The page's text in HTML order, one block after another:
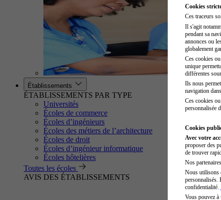
Établissements
ÉTABLISSEMENTS PAR TYPE
Universités
Écoles de commerce
Écoles d’ingénieurs
Écoles des métiers de l’architecture
Écoles de droit
Écoles d’ingénieur informatique
Écoles hôtelières
Toutes les écoles
AVIS DES ÉTABLISSEMENTS
Cookies
Ces traceurs
Il s'agit
pendant sa
annonces ou
globalement
Ces cookies
unique
différentes
Ils nous
navigation
Ces cookies
personnalisée
Cookies
Avec votre
proposer des
de trouver
Nos
Nous utilisons
personnalisés.
confidentialité.
Vous pouvez